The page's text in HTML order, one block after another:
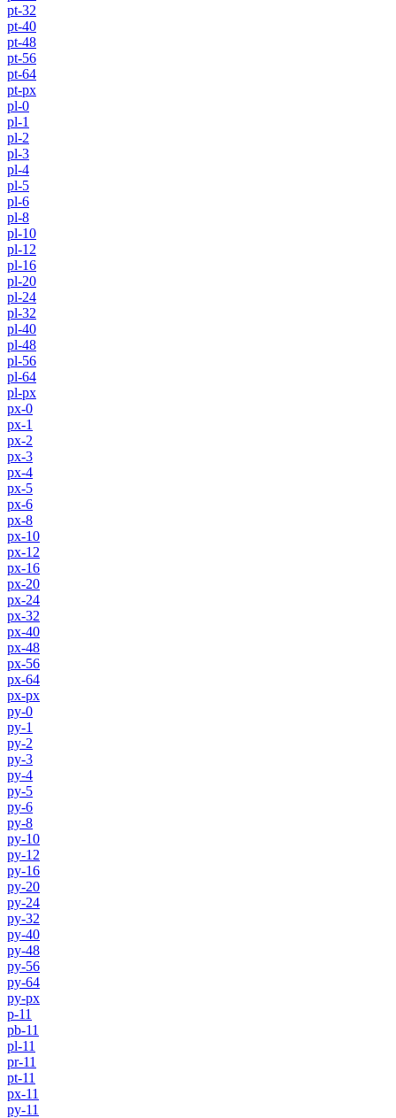
pt-32
pt-40
pt-48
pt-56
pt-64
pt-px
pl-0
pl-1
pl-2
pl-3
pl-4
pl-5
pl-6
pl-8
pl-10
pl-12
pl-16
pl-20
pl-24
pl-32
pl-40
pl-48
pl-56
pl-64
pl-px
px-0
px-1
px-2
px-3
px-4
px-5
px-6
px-8
px-10
px-12
px-16
px-20
px-24
px-32
px-40
px-48
px-56
px-64
px-px
py-0
py-1
py-2
py-3
py-4
py-5
py-6
py-8
py-10
py-12
py-16
py-20
py-24
py-32
py-40
py-48
py-56
py-64
py-px
p-11
pb-11
pl-11
pr-11
pt-11
px-11
py-11